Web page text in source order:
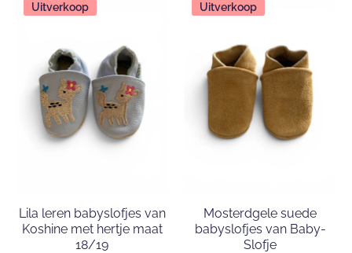
SHOP NU
SHOP NU
voor de liefste voetjes
SHOP NU
Uitverkoop
Lila leren babyslofjes van
Koshine met hertje maat
18/19
Uitverkoop
Mosterdgele suede
babyslofjes van Baby-
Slofje